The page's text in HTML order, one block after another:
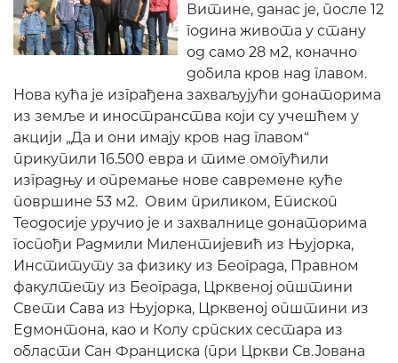
Витине, данас је, после 12
година живота у стану
од само 28 м2, коначно
добила кров над главом.
Нова кућа је изграђена захваљујући донаторима
из земље и иностранства који су учешћем у
акцији „Да и они имају кров над главом“
прикупили 16.500 евра и тиме омогућили
изградњу и опремање нове савремене куће
површине 53 м2. Овим приликом, Епископ
Теодосије уручио је и захвалнице донаторима
госпођи Радмили Милентијевић из Њујорка,
Институту за физику из Београда, Правном
факултету из Београда, Црквеној општини
Свети Сава из Њујорка, Црквеној општини из
Едмонтона, као и Колу српских сестара из
области Сан Франциска (при Цркви Св.Јована